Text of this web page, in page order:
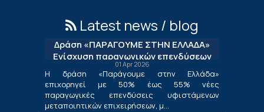
Latest news / blog
Δράση «ΠΑΡΑΓΟΥΜΕ ΣΤΗΝ ΕΛΛΑΔΑ»
Ενίσχυση παραγωγικών επενδύσεων
μεταποίησης
01 Apr 2026
Η δράση «Παράγουμε στην Ελλάδα»
επιχορηγεί με 50% έως 55% νέες
παραγωγικές επενδύσεις υφιστάμενων
μεταποιητικών επιχειρήσεων, μ...